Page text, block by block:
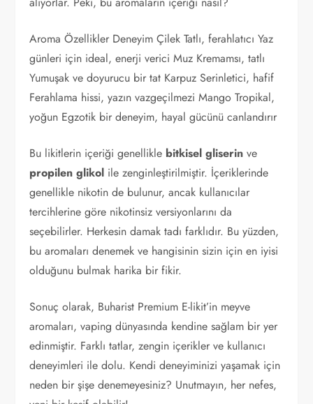
Aroma Özellikler Deneyim Çilek Tatlı, ferahlatıcı Yaz
günleri için ideal, enerji verici Muz Kremamsı, tatlı
Yumuşak ve doyurucu bir tat Karpuz Serinletici, hafif
Ferahlama hissi, yazın vazgeçilmezi Mango Tropikal,
yoğun Egzotik bir deneyim, hayal gücünü canlandırır
Bu likitlerin içeriği genellikle bitkisel gliserin ve
propilen glikol ile zenginleştirilmiştir. İçeriklerinde
genellikle nikotin de bulunur, ancak kullanıcılar
tercihlerine göre nikotinsiz versiyonlarını da
seçebilirler. Herkesin damak tadı farklıdır. Bu yüzden,
bu aromaları denemek ve hangisinin sizin için en iyisi
olduğunu bulmak harika bir fikir.
Sonuç olarak, Buharist Premium E-likit’in meyve
aromaları, vaping dünyasında kendine sağlam bir yer
edinmiştir. Farklı tatlar, zengin içerikler ve kullanıcı
deneyimleri ile dolu. Kendi deneyiminizi yaşamak için
neden bir şişe denemeyesiniz? Unutmayın, her nefes,